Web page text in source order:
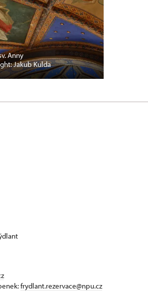
Anny
Jakub Kulda
frydlant.rezervace@npu.cz